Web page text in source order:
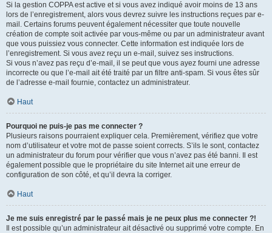
Si la gestion COPPA est active et si vous avez indiqué avoir moins de 13 ans
lors de l’enregistrement, alors vous devrez suivre les instructions reçues par e-
mail. Certains forums peuvent également nécessiter que toute nouvelle
création de compte soit activée par vous-même ou par un administrateur avant
que vous puissiez vous connecter. Cette information est indiquée lors de
l’enregistrement. Si vous avez reçu un e-mail, suivez ses instructions.
Si vous n’avez pas reçu d’e-mail, il se peut que vous ayez fourni une adresse
incorrecte ou que l’e-mail ait été traité par un filtre anti-spam. Si vous êtes sûr
de l’adresse e-mail fournie, contactez un administrateur.
Haut
Pourquoi ne puis-je pas me connecter ?
Plusieurs raisons pourraient expliquer cela. Premièrement, vérifiez que votre
nom d’utilisateur et votre mot de passe soient corrects. S’ils le sont, contactez
un administrateur du forum pour vérifier que vous n’avez pas été banni. Il est
également possible que le propriétaire du site Internet ait une erreur de
configuration de son côté, et qu’il devra la corriger.
Haut
Je me suis enregistré par le passé mais je ne peux plus me connecter ?!
Il est possible qu’un administrateur ait désactivé ou supprimé votre compte. En